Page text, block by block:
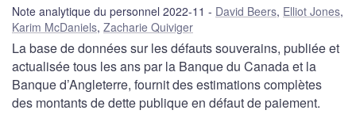
Note analytique du personnel 2022-11 David Beers, Elliot Jones,
Karim McDaniels, Zacharie Quiviger
La base de données sur les défauts souverains, publiée et
actualisée tous les ans par la Banque du Canada et la
Banque d’Angleterre, fournit des estimations complètes
des montants de dette publique en défaut de paiement.